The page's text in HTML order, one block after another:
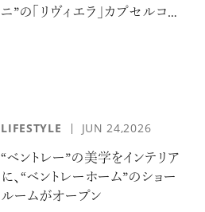
ニ”の「リヴィエラ」カプセルコレ
LIFESTYLE JUN 24,2026
“ベントレー”の美学をインテリア
に、“ベントレーホーム”のショー
ルームがオープン